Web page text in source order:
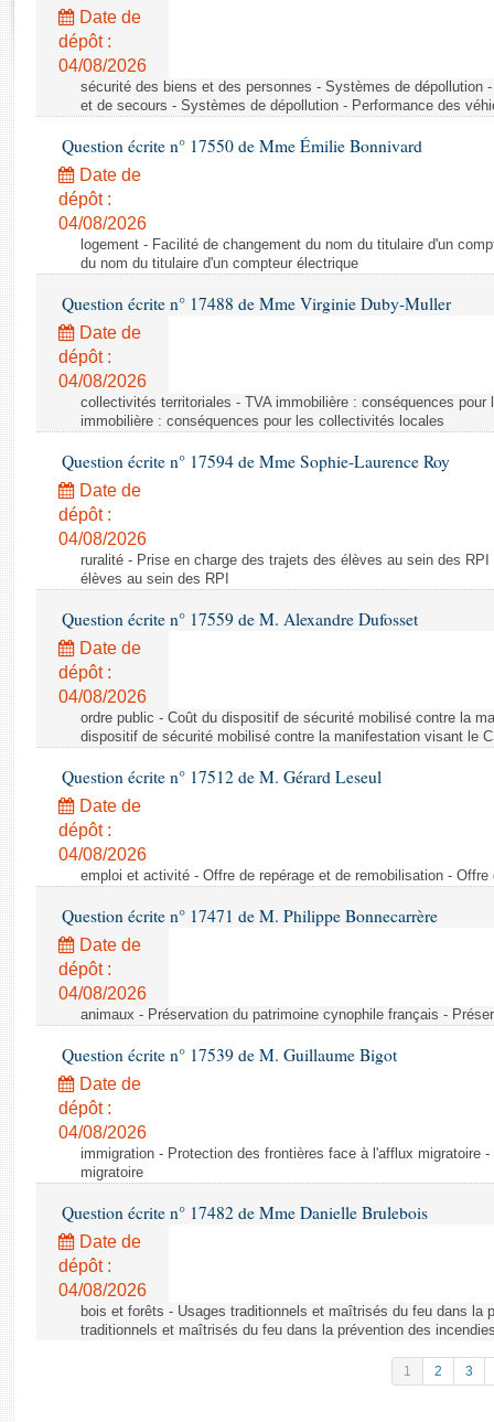
Rapports législatifs
Rapports sur l'application des lois
Baromètre de l’application des lois
Dossiers législatifs
Budget et sécurité sociale
Questions écrites et orales
Comptes rendus des débats
Date de
dépôt :
04/08/2026
sécurité des biens et des personnes - Systèmes de dépollution
et de secours - Systèmes de dépollution - Performance des
Question écrite n° 17550 de Mme Émilie Bonnivard
Date de
dépôt :
04/08/2026
logement - Facilité de changement du nom du titulaire d'un
du nom du titulaire d'un compteur électrique
Question écrite n° 17488 de Mme Virginie Duby-Muller
Date de
dépôt :
04/08/2026
collectivités territoriales - TVA immobilière : conséquences
immobilière : conséquences pour les collectivités locales
Question écrite n° 17594 de Mme Sophie-Laurence Roy
Date de
dépôt :
04/08/2026
ruralité - Prise en charge des trajets des élèves au sein des
élèves au sein des RPI
Question écrite n° 17559 de M. Alexandre Dufosset
Date de
dépôt :
04/08/2026
ordre public - Coût du dispositif de sécurité mobilisé contre la
dispositif de sécurité mobilisé contre la manifestation visant le
Question écrite n° 17512 de M. Gérard Leseul
Date de
dépôt :
04/08/2026
emploi et activité - Offre de repérage et de remobilisation -
Question écrite n° 17471 de M. Philippe Bonnecarrère
Date de
dépôt :
04/08/2026
animaux - Préservation du patrimoine cynophile français -
Question écrite n° 17539 de M. Guillaume Bigot
Date de
dépôt :
04/08/2026
immigration - Protection des frontières face à l'afflux migratoire
migratoire
Question écrite n° 17482 de Mme Danielle Brulebois
Date de
dépôt :
04/08/2026
bois et forêts - Usages traditionnels et maîtrisés du feu dans la
traditionnels et maîtrisés du feu dans la prévention des
1 2 3